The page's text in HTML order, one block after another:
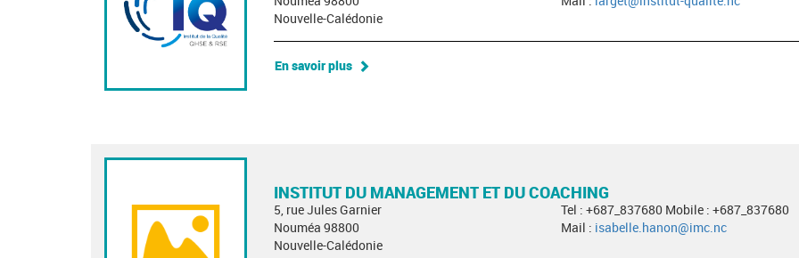
Nouvelle-Calédonie
En savoir plus
INSTITUT DU MANAGEMENT ET DU COACHING
5, rue Jules Garnier
Nouméa 98800
Nouvelle-Calédonie
Tel : +687_837680 Mobile : +687_837680
Mail : isabelle.hanon@imc.nc